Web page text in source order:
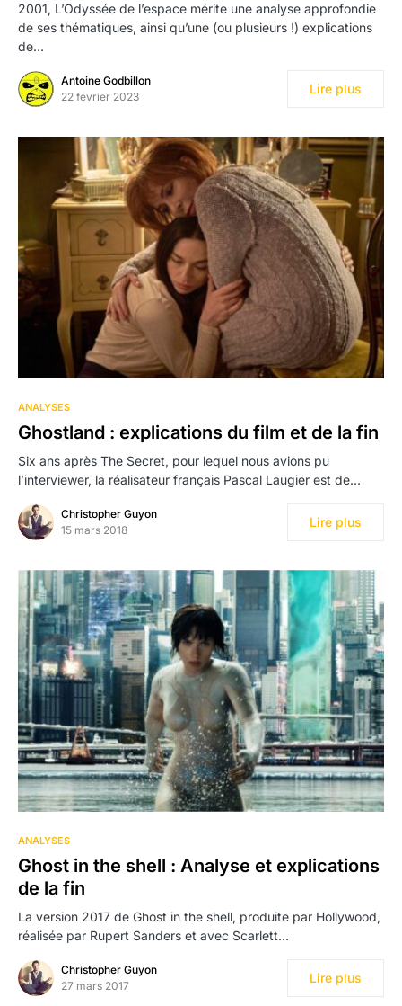
2001, L’Odyssée de l’espace mérite une analyse approfondie
de ses thématiques, ainsi qu’une (ou plusieurs !) explications
de…
Antoine Godbillon
22 février 2023
Lire plus
ANALYSES
Ghostland : explications du film et de la fin
Six ans après The Secret, pour lequel nous avions pu
l’interviewer, la réalisateur français Pascal Laugier est de…
Christopher Guyon
15 mars 2018
Lire plus
ANALYSES
Ghost in the shell : Analyse et explications
de la fin
La version 2017 de Ghost in the shell, produite par Hollywood,
réalisée par Rupert Sanders et avec Scarlett…
Christopher Guyon
27 mars 2017
Lire plus